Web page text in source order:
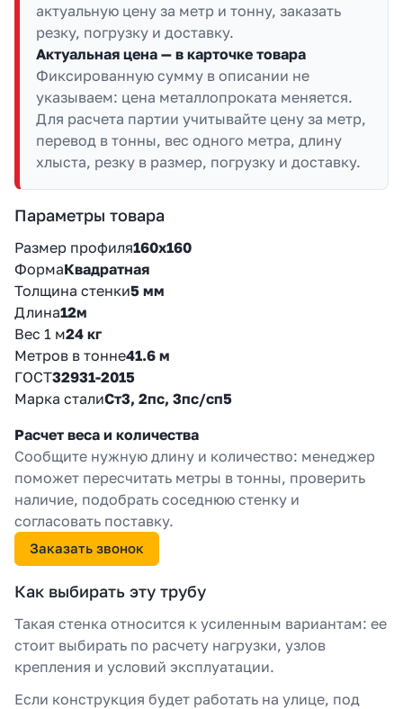
актуальную цену за метр и тонну, заказать
резку, погрузку и доставку.
Актуальная цена — в карточке товара
Фиксированную сумму в описании не
указываем: цена металлопроката меняется.
Для расчета партии учитывайте цену за метр,
перевод в тонны, вес одного метра, длину
хлыста, резку в размер, погрузку и доставку.
Параметры товара
Размер профиля160х160
ФормаКвадратная
Толщина стенки5 мм
Длина12м
Вес 1 м24 кг
Метров в тонне41.6 м
ГОСТ32931-2015
Марка сталиСт3, 2пс, 3пс/сп5
Расчет веса и количества
Сообщите нужную длину и количество: менеджер
поможет пересчитать метры в тонны, проверить
наличие, подобрать соседнюю стенку и
согласовать поставку.
Заказать звонок
Как выбирать эту трубу
Такая стенка относится к усиленным вариантам: ее
стоит выбирать по расчету нагрузки, узлов
крепления и условий эксплуатации.
Если конструкция будет работать на улице, под